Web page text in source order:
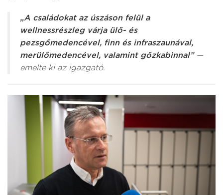
„A családokat az úszáson felül a
wellnessrészleg várja ülő- és
pezsgőmedencével, finn és infraszaunával,
merülőmedencével, valamint gőzkabinnal” —
emelte ki az igazgató.